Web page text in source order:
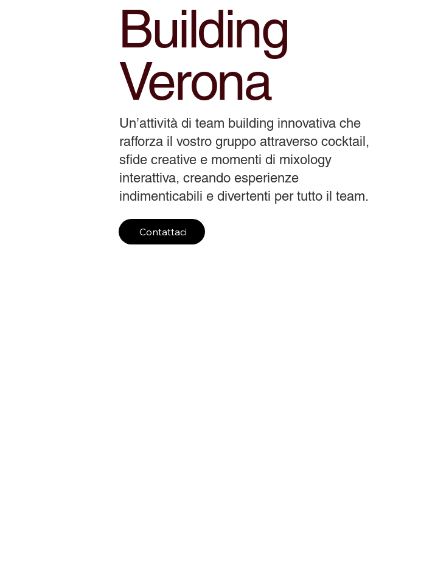
Building
Verona
Un’attività di team building innovativa che
rafforza il vostro gruppo attraverso cocktail,
sfide creative e momenti di mixology
interattiva, creando esperienze
indimenticabili e divertenti per tutto il team.
Contattaci